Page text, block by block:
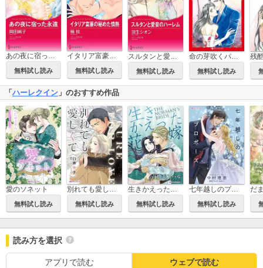
あの夜に宿った永遠
無料試し読み
イタリア富豪の秘めた情熱
無料試し読み
スルタンと愛妾のハーレム
無料試し読み
命の芽吹くパリで
無料試し読み
「 ハーレクイン 」のおすすめ作品
愛のソネット
無料試し読み
別れても愛しくて
無料試し読み
生きかえった花嫁
無料試し読み
七年越しのプロポーズ
無料試し読み
読み方を選択
アプリで読む ウェブで読む